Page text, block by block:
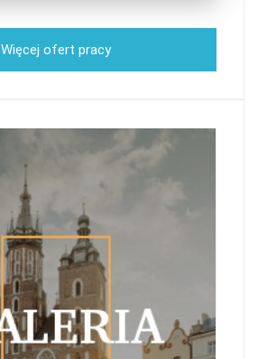
Więcej ofert pracy